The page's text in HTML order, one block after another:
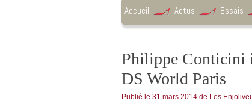
Accueil Actus Essais
Philippe Conticini
DS World Paris
Publié le 31 mars 2014 de Les